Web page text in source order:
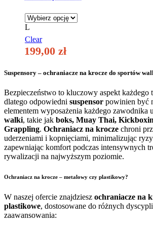
można
wybrać
L
Clear
199,00 zł
Suspensory – ochraniacze na krocze do sportów
Bezpieczeństwo to kluczowy aspekt każdego
dlatego odpowiedni suspensor powinien być
elementem wyposażenia każdego zawodnika
walki, takie jak boks, Muay Thai,
Grappling. Ochraniacz na krocze chroni
uderzeniami i kopnięciami, minimalizując
zapewniając komfort podczas intensywnych
rywalizacji na najwyższym poziomie.
Ochraniacz na krocze – metalowy czy plastikowy?
W naszej ofercie znajdziesz ochraniacze na
plastikowe, dostosowane do różnych
zaawansowania: